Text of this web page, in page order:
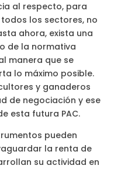
al respecto, para
los sectores, no
ahora, exista una
de la normativa
manera que se
lo máximo posible.
y ganaderos
de negociación y ese
esta futura PAC.
pueden
la renta de
su actividad en